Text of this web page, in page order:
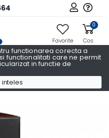
functionarea corecta a
functionalitati care ne permit
in functie de
inteles
Favorite
0
Cos